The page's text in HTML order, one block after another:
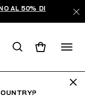
AL 50% DI